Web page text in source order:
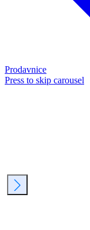
Prodavnice
Press to skip carousel